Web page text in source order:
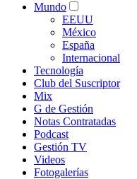
Mundo
EEUU
México
España
Internacional
Tecnología
Club del Suscriptor
Mix
G de Gestión
Notas Contratadas
Podcast
Gestión TV
Videos
Fotogalerías